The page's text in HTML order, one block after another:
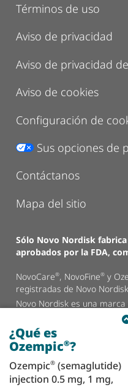
¿Qué es
Ozempic®?
Ozempic® (semaglutide)
injection 0.5 mg, 1 mg,
Términos de uso
Aviso de privacidad
Aviso de privacidad
Aviso de cookies
Configuración de
Sus opciones de
Contáctanos
Mapa del sitio
Sólo Novo Nordisk
aprobados por la FDA,
NovoCare®, NovoFine® y
registradas de Novo
Novo Nordisk es una
Todas las demás marcas
registradas, son propiedad
© 2026 Novo Nordisk Todos
US26OZM00265 marzo de